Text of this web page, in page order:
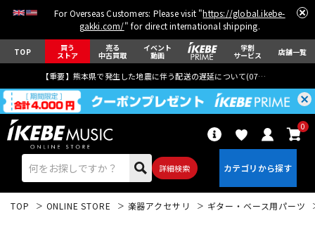
For Overseas Customers: Please visit "https://global.ikebe-
gakki.com/" for direct international shipping.
TOP 買う
ストア
売る
中古買取
イベント
動画
学割
サービス 店舗一覧
【重要】熊本県で発生した地震に伴う配送の遅延について(07月29日
詳細検索
0
TOP ONLINE STORE 楽器アクセサリ ギター・ベース用パーツ